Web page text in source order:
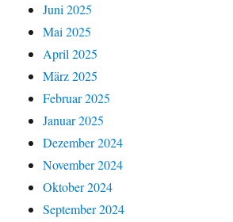
Juni 2025
Mai 2025
April 2025
März 2025
Februar 2025
Januar 2025
Dezember 2024
November 2024
Oktober 2024
September 2024